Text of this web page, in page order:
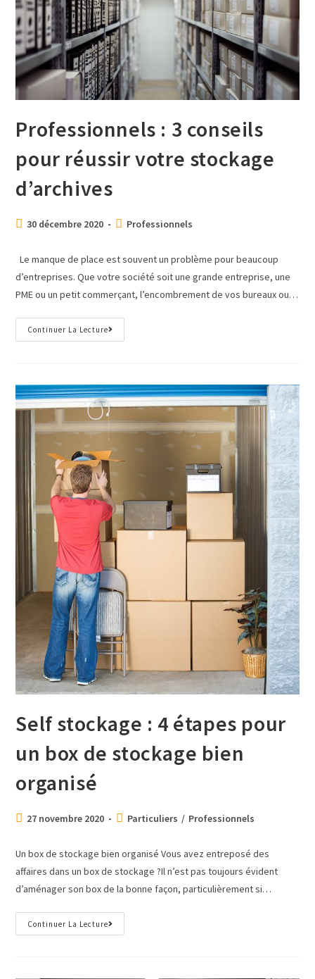
Professionnels : 3 conseils
pour réussir votre stockage
d’archives
30 décembre 2020 Professionnels
Le manque de place est souvent un problème pour beaucoup
d’entreprises. Que votre société soit une grande entreprise, une
PME ou un petit commerçant, l’encombrement de vos bureaux ou…
Continuer La Lecture
Self stockage : 4 étapes pour
un box de stockage bien
organisé
27 novembre 2020 Particuliers / Professionnels
Un box de stockage bien organisé Vous avez entreposé des
affaires dans un box de stockage ?Il n’est pas toujours évident
d’aménager son box de la bonne façon, particulièrement si…
Continuer La Lecture